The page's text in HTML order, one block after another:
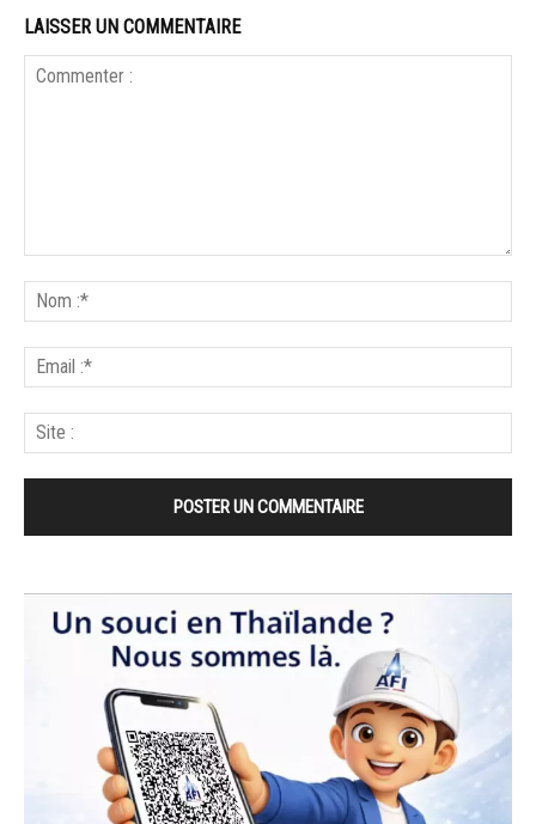
LAISSER UN COMMENTAIRE